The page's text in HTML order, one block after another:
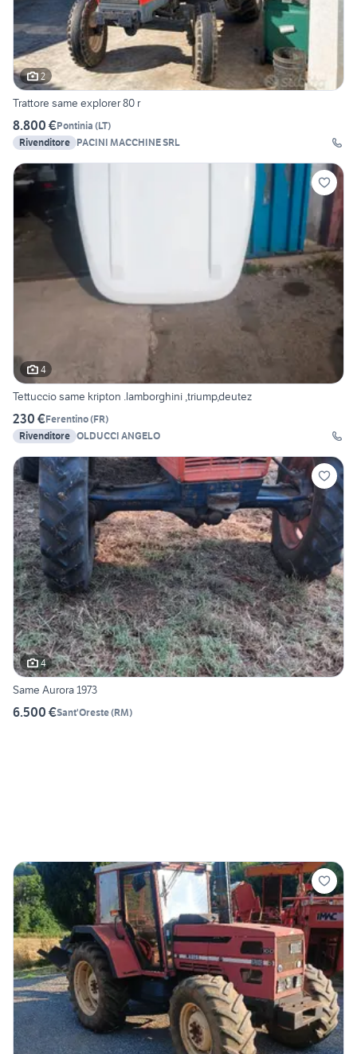
2
Trattore same explorer 80 r
8.800 €Pontinia (LT)
Rivenditore PACINI MACCHINE SRL
4
Tettuccio same kripton .lamborghini ,triump,deutez
230 €Ferentino(FR)
Rivenditore OLDUCCI ANGELO
4
Same Aurora 1973
6.500 €Sant'Oreste(RM)